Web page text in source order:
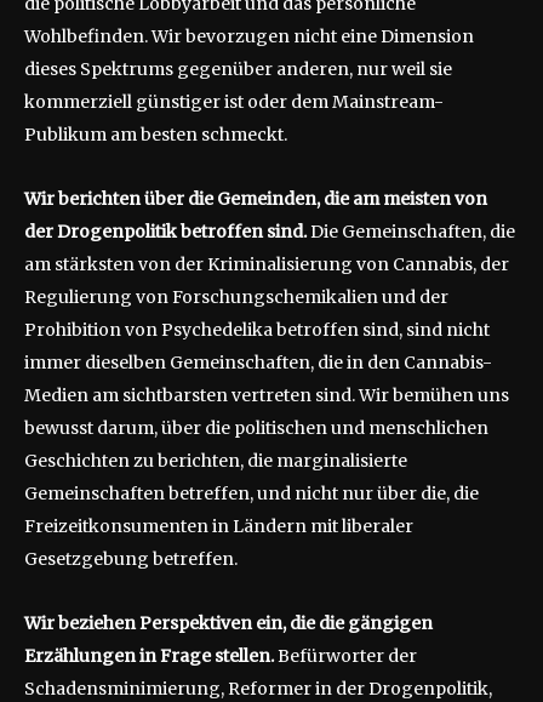
Wohlbefinden. Wir bevorzugen nicht eine Dimension
dieses Spektrums gegenüber anderen, nur weil sie
kommerziell günstiger ist oder dem Mainstream-
Publikum am besten schmeckt.
Wir berichten über die Gemeinden, die am meisten von
der Drogenpolitik betroffen sind.Die Gemeinschaften, die
am stärksten von der Kriminalisierung von Cannabis, der
Regulierung von Forschungschemikalien und der
Prohibition von Psychedelika betroffen sind, sind nicht
immer dieselben Gemeinschaften, die in den Cannabis-
Medien am sichtbarsten vertreten sind. Wir bemühen uns
bewusst darum, über die politischen und menschlichen
Geschichten zu berichten, die marginalisierte
Gemeinschaften betreffen, und nicht nur über die, die
Freizeitkonsumenten in Ländern mit liberaler
Gesetzgebung betreffen.
Wir beziehen Perspektiven ein, die die gängigen
Erzählungen in Frage stellen.Befürworter der
Schadensminimierung, Reformer in der Drogenpolitik,